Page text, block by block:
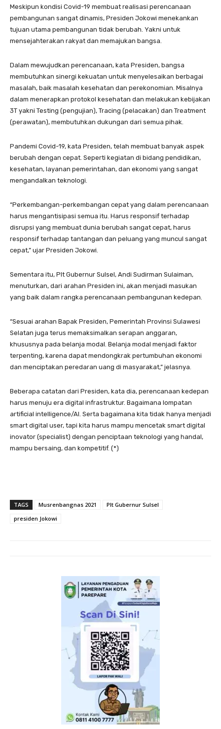
Meskipun kondisi Covid-19 membuat realisasi perencanaan
pembangunan sangat dinamis, Presiden Jokowi menekankan
tujuan utama pembangunan tidak berubah. Yakni untuk
mensejahterakan rakyat dan memajukan bangsa.
Dalam mewujudkan perencanaan, kata Presiden, bangsa
membutuhkan sinergi kekuatan untuk menyelesaikan berbagai
masalah, baik masalah kesehatan dan perekonomian. Misalnya
dalam menerapkan protokol kesehatan dan melakukan kebijakan
3T yakni Testing (pengujian), Tracing (pelacakan) dan Treatment
(perawatan), membutuhkan dukungan dari semua pihak.
Pandemi Covid-19, kata Presiden, telah membuat banyak aspek
berubah dengan cepat. Seperti kegiatan di bidang pendidikan,
kesehatan, layanan pemerintahan, dan ekonomi yang sangat
mengandalkan teknologi.
“Perkembangan-perkembangan cepat yang dalam perencanaan
harus mengantisipasi semua itu. Harus responsif terhadap
disrupsi yang membuat dunia berubah sangat cepat, harus
responsif terhadap tantangan dan peluang yang muncul sangat
cepat,” ujar Presiden Jokowi.
Sementara itu, Plt Gubernur Sulsel, Andi Sudirman Sulaiman,
menuturkan, dari arahan Presiden ini, akan menjadi masukan
yang baik dalam rangka perencanaan pembangunan kedepan.
“Sesuai arahan Bapak Presiden, Pemerintah Provinsi Sulawesi
Selatan juga terus memaksimalkan serapan anggaran,
khususnya pada belanja modal. Belanja modal menjadi faktor
terpenting, karena dapat mendongkrak pertumbuhan ekonomi
dan menciptakan peredaran uang di masyarakat,” jelasnya.
Beberapa catatan dari Presiden, kata dia, perencanaan kedepan
harus menuju era digital infrastruktur. Bagaimana lompatan
artificial intelligence/AI. Serta bagaimana kita tidak hanya menjadi
smart digital user, tapi kita harus mampu mencetak smart digital
inovator (specialist) dengan penciptaan teknologi yang handal,
mampu bersaing, dan kompetitif. (*)
TAGS Musrenbangnas 2021
Plt Gubernur Sulsel
presiden Jokowi